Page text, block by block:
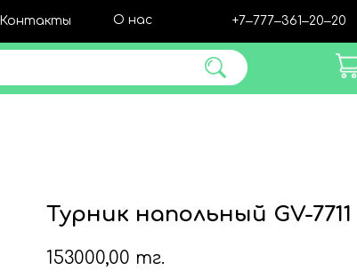
+7‒777‒361‒20‒20
Контакты О нас
Турник напольный GV-7711
153000,00 тг.